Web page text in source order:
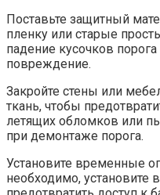
Поставьте защитный
пленку или старые
падение кусочков
повреждение.​
Закройте стены или
ткань, чтобы
летящих обломков или
при демонтаже порога.​
Установите временные
необходимо,